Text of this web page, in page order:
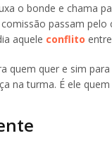
o bonde e chama
passam pelo
aquele conflito
quem quer e sim
na turma. É ele